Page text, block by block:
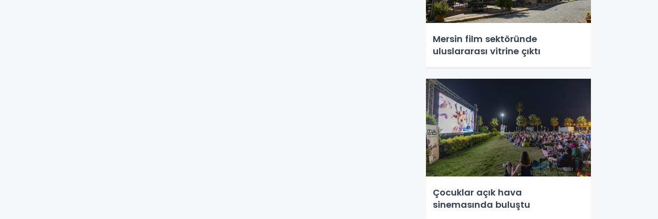
Mersin film sektöründe
uluslararası vitrine çıktı
Çocuklar açık hava
sinemasında buluştu